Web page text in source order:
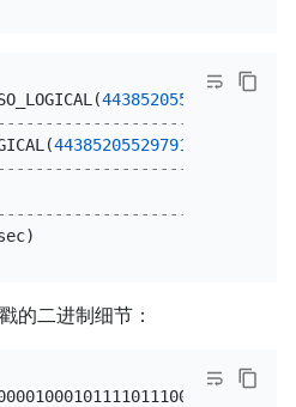
443852055297916932
+
443852055297916932
+
+
的二进制细节：